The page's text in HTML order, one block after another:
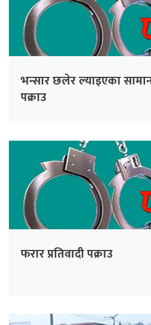
भन्सार छलेर ल्याइएका
पक्राउ
फरार प्रतिवादी पक्राउ